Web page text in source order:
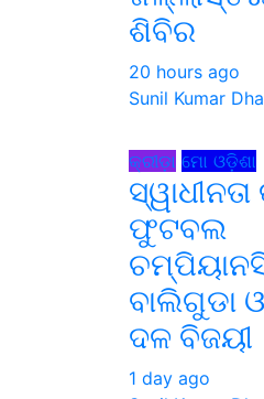
ଶିବିର
20 hours ago
Sunil Kumar
କ୍ରୀଡ଼ା ମୋ ଓଡ଼ିଶା
ଫୁଟବଲ
ବାଲିଗୁଡା
ଦଳ ବିଜୟୀ
1 day ago